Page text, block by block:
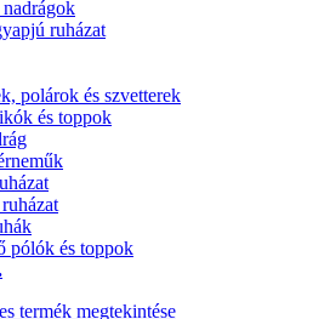
ruházat
polárok és szvetterek
és toppok
pólók és toppok